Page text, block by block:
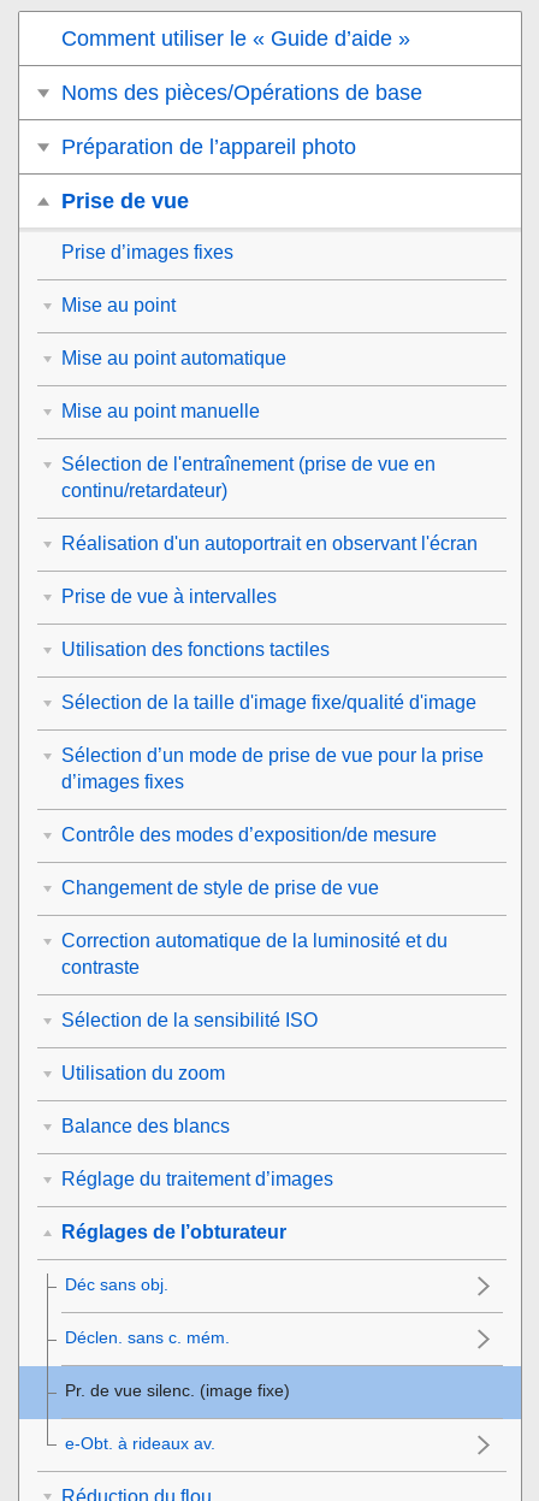
Comment utiliser le « Guide d’aide »
Noms des pièces/Opérations de base
Préparation de l’appareil photo
Prise de vue
Prise d’images fixes
Mise au point
Mise au point automatique
Mise au point manuelle
Sélection de l'entraînement (prise de vue en
continu/retardateur)
Réalisation d'un autoportrait en observant l'écran
Prise de vue à intervalles
Utilisation des fonctions tactiles
Sélection de la taille d'image fixe/qualité d'image
Sélection d’un mode de prise de vue pour la prise
d’images fixes
Contrôle des modes d’exposition/de mesure
Changement de style de prise de vue
Correction automatique de la luminosité et du
contraste
Sélection de la sensibilité ISO
Utilisation du zoom
Balance des blancs
Réglage du traitement d’images
Réglages de l’obturateur
Déc sans obj.
Déclen. sans c. mém.
Pr. de vue silenc. (image fixe)
e-Obt. à rideaux av.